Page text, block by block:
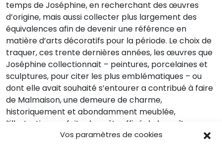
Vos paramètres de cookies
temps de Joséphine, en recherchant des œuvres
d’origine, mais aussi collecter plus largement des
équivalences afin de devenir une référence en
matière d’arts décoratifs pour la période. Le choix de
traquer, ces trente dernières années, les œuvres que
Joséphine collectionnait – peintures, porcelaines et
sculptures, pour citer les plus emblématiques – ou
dont elle avait souhaité s’entourer a contribué à faire
de Malmaison, une demeure de charme,
historiquement et abondamment meublée,
l’illustration parfaite du goût raffiné de la maîtresse